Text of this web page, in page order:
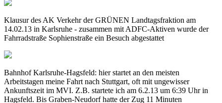
Klausur des AK Verkehr der GRÜNEN Landtagsfraktion am
14.02.13 in Karlsruhe - zusammen mit ADFC-Aktiven wurde der
Fahrradstraße Sophienstraße ein Besuch abgestattet
Bahnhof Karlsruhe-Hagsfeld: hier startet an den meisten
Arbeitstagen meine Fahrt nach Stuttgart, oft mit ungewisser
Ankunftszeit im MVI. Z.B. startete ich am 6.2.13 um 6:39 Uhr in
Hagsfeld. Bis Graben-Neudorf hatte der Zug 11 Minuten